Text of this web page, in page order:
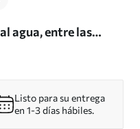
agua, entre las
Listo para su entrega
en 1-3 días hábiles.